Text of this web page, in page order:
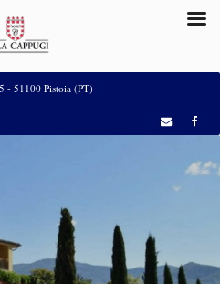
- 51100 Pistoia (PT)